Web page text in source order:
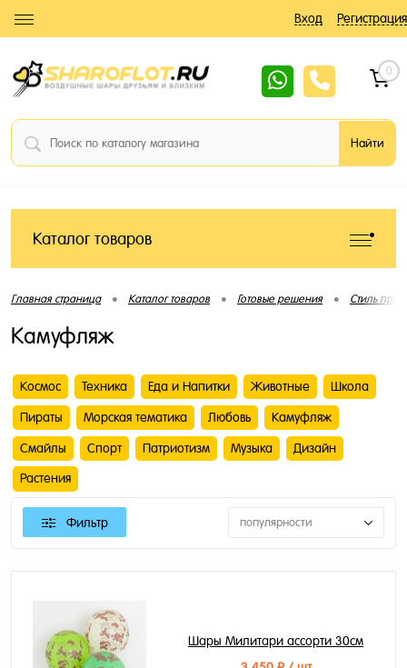
Вход Регистрация
0
Каталог товаров
Главная страница • Каталог товаров • Готовые решения • Стиль
Камуфляж
Космос Техника Еда и Напитки Животные Школа
Пираты Морская тематика Любовь Камуфляж
Смайлы Спорт Патриотизм Музыка Дизайн
Растения
Фильтр популярности
Шары Милитари ассорти 30см